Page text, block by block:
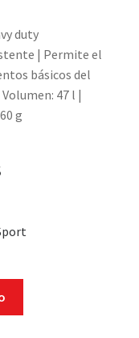
duty
| Permite el
básicos del
47 l |
g